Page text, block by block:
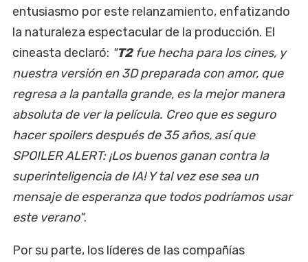
entusiasmo por este relanzamiento, enfatizando
la naturaleza espectacular de la producción. El
cineasta declaró: "T2 fue hecha para los cines, y
nuestra versión en 3D preparada con amor, que
regresa a la pantalla grande, es la mejor manera
absoluta de ver la película. Creo que es seguro
hacer spoilers después de 35 años, así que
SPOILER ALERT: ¡Los buenos ganan contra la
superinteligencia de IA! Y tal vez ese sea un
mensaje de esperanza que todos podríamos usar
este verano".
Por su parte, los líderes de las compañías